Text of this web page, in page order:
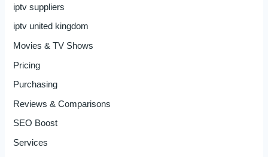
iptv suppliers
iptv united kingdom
Movies & TV Shows
Pricing
Purchasing
Reviews & Comparisons
SEO Boost
Services